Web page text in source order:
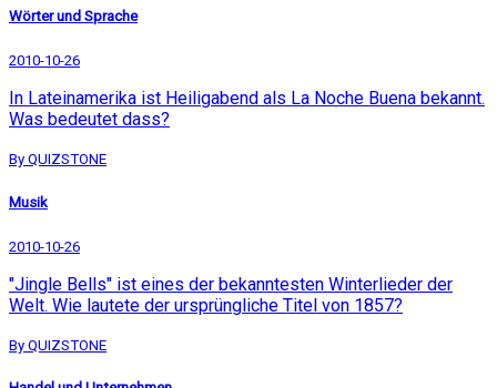
Wörter und Sprache
2010-10-26
In Lateinamerika ist Heiligabend als La Noche Buena bekannt.
Was bedeutet dass?
By QUIZSTONE
Musik
2010-10-26
"Jingle Bells" ist eines der bekanntesten Winterlieder der
Welt. Wie lautete der ursprüngliche Titel von 1857?
By QUIZSTONE